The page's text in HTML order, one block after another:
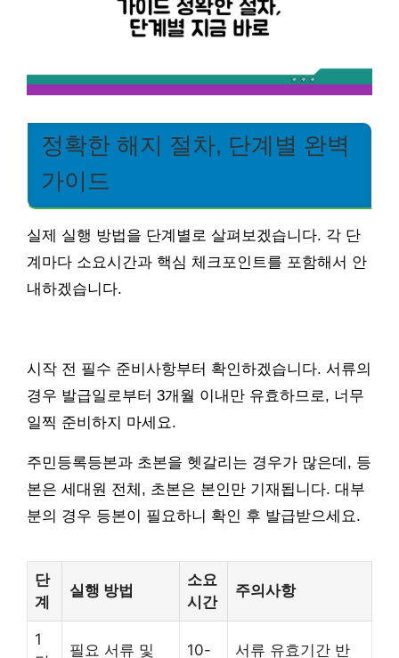
정확한 해지 절차, 단계별 완벽
가이드
실제 실행 방법을 단계별로 살펴보겠습니다. 각 단
계마다 소요시간과 핵심 체크포인트를 포함해서 안
내하겠습니다.
시작 전 필수 준비사항부터 확인하겠습니다. 서류의
경우 발급일로부터 3개월 이내만 유효하므로, 너무
일찍 준비하지 마세요.
주민등록등본과 초본을 헷갈리는 경우가 많은데, 등
본은 세대원 전체, 초본은 본인만 기재됩니다. 대부
분의 경우 등본이 필요하니 확인 후 발급받으세요.
단
계
실행 방법
소요
시간
주의사항
1
필요 서류 및 10- 서류 유효기간 반